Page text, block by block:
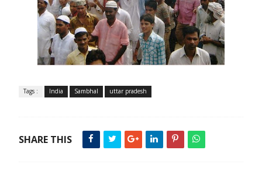
Tags : India Sambhal uttar pradesh
SHARE THIS